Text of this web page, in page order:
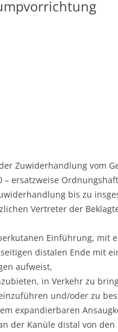
Zuwiderhandlung vom
– ersatzweise
bis zu
Vertreter der
Einführung, mit
distalen Ende mit
aufweist,
in Verkehr zu
und/oder zu
expandierbaren
der Kanüle distal von